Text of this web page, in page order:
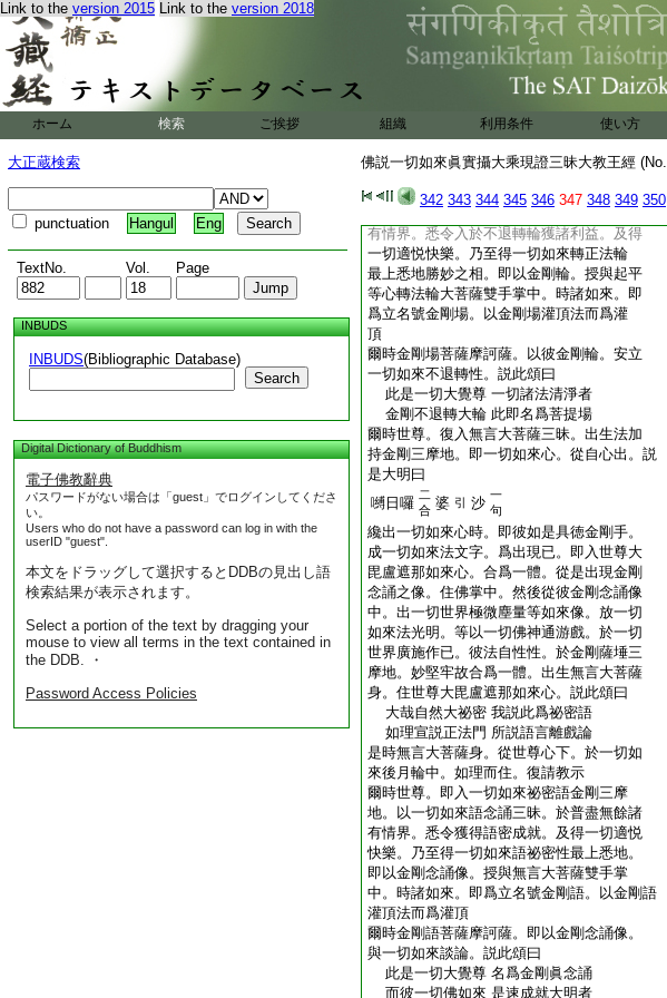
Link to the version 2015 Link to the version 2018
ホーム 検索 ご挨拶 組織 利用条件 使い方
大正蔵検索
punctuation Hangul Eng
TextNo. Vol. Page
INBUDS
INBUDS(Bibliographic Database)
Search
Digital Dictionary of Buddhism
電子佛教辭典
パスワードがない場合は「guest」でログインしてくださ
い。
Users who do not have a password can log in with the
userID "guest".
本文をドラッグして選択するとDDBの見出し語
検索結果が表示されます。
Select a portion of the text by dragging your
mouse to view all terms in the text contained in
the DDB. ・
Password Access Policies
佛説一切如來眞實攝大乘現證三昧大教王經 (No.
342 343 344 345 346 347 348 349 350
神通游戲。於一切世界廣施作已。而彼起平
等心轉法輪性。於金剛薩埵三摩地。妙堅牢
故合爲一體。出生起平等心轉法輪大菩薩
身。住世尊大毘盧遮那如來心。説此頌曰
大哉金剛所成輪 即我金剛最上法
由纔發起平等心 即轉無上妙法輪
是時起平等心轉法輪大菩薩身。從世尊心
下。於一切如來左月輪中如理而住。復請教
示
爾時世尊。即入一切如來大輪金剛三摩地。
有情界。悉令入於不退轉輪獲諸利益。及得
一切適悦快樂。乃至得一切如來轉正法輪
最上悉地勝妙之相。即以金剛輪。授與起平
等心轉法輪大菩薩雙手掌中。時諸如來。即
爲立名號金剛場。以金剛場灌頂法而爲灌
頂
爾時金剛場菩薩摩訶薩。以彼金剛輪。安立
一切如來不退轉性。説此頌曰
此是一切大覺尊 一切諸法清淨者
金剛不退轉大輪 此即名爲菩提場
爾時世尊。復入無言大菩薩三昧。出生法加
持金剛三摩地。即一切如來心。從自心出。説
是大明曰
嚩日囉 二
合 婆 引 沙 一
句
纔出一切如來心時。即彼如是具徳金剛手。
成一切如來法文字。爲出現已。即入世尊大
毘盧遮那如來心。合爲一體。從是出現金剛
念誦之像。住佛掌中。然後從彼金剛念誦像
中。出一切世界極微塵量等如來像。放一切
如來法光明。等以一切佛神通游戲。於一切
世界廣施作已。彼法自性性。於金剛薩埵三
摩地。妙堅牢故合爲一體。出生無言大菩薩
身。住世尊大毘盧遮那如來心。説此頌曰
大哉自然大祕密 我説此爲祕密語
如理宣説正法門 所説語言離戲論
是時無言大菩薩身。從世尊心下。於一切如
來後月輪中。如理而住。復請教示
爾時世尊。即入一切如來祕密語金剛三摩
地。以一切如來語念誦三昧。於普盡無餘諸
有情界。悉令獲得語密成就。及得一切適悦
快樂。乃至得一切如來語祕密性最上悉地。
即以金剛念誦像。授與無言大菩薩雙手掌
中。時諸如來。即爲立名號金剛語。以金剛語
灌頂法而爲灌頂
爾時金剛語菩薩摩訶薩。即以金剛念誦像。
與一切如來談論。説此頌曰
此是一切大覺尊 名爲金剛眞念誦
而彼一切佛如來 是速成就大明者